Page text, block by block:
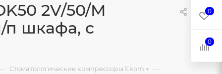
2V/50/M
п шкафа, с
Стоматологические компрессоры Ekom —
0
0